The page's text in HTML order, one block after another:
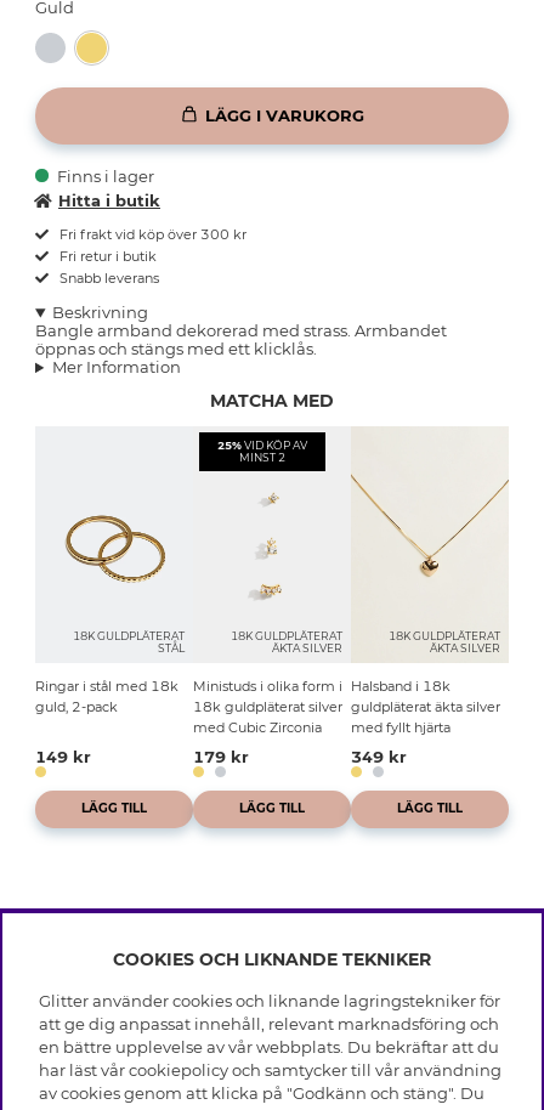
Guld
LÄGG I VARUKORG
Finns i lager
Hitta i butik
Fri frakt vid köp över 300 kr
Fri retur i butik
Snabb leverans
Beskrivning
Bangle armband dekorerad med strass. Armbandet
öppnas och stängs med ett klicklås.
Mer Information
MATCHA MED
18K GULDPLÄTERAT
STÅL
Ringar i stål med 18k
guld, 2-pack
149 kr
LÄGG TILL
25% VID KÖP AV
MINST 2
18K GULDPLÄTERAT
ÄKTA SILVER
Ministuds i olika form i
18k guldpläterat silver
med Cubic Zirconia
179 kr
LÄGG TILL
18K GULDPLÄTERAT
ÄKTA SILVER
Halsband i 18k
guldpläterat äkta silver
med fyllt hjärta
349 kr
LÄGG TILL
INFO
Leverans
Villkor
Integritetspolicy
Cookies
OM GLITTER
Black Friday
Våra butiker
HJÄLP
COOKIES OCH LIKNANDE TEKNIKER
Glitter använder cookies och liknande lagringstekniker för
att ge dig anpassat innehåll, relevant marknadsföring och
en bättre upplevelse av vår webbplats. Du bekräftar att du
har läst vår cookiepolicy och samtycker till vår användning
av cookies genom att klicka på "Godkänn och stäng". Du